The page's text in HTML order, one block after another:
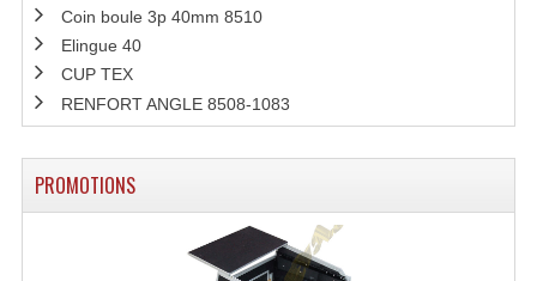
Microphones Scène Et Studio
Micro Sans Fil HF VHF 200MHZ
Micros De Studio
Microphones De Surface
Coin boule 3p 40mm 8510
Elingue 40
CUP TEX
RENFORT ANGLE 8508-1083
PROMOTIONS